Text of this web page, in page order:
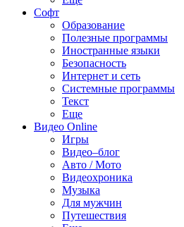
Софт
Образование
Полезные программы
Иностранные языки
Безопасность
Интернет и сеть
Системные программы
Текст
Еще
Видео Online
Игры
Видео–блог
Авто / Мото
Видеохроника
Музыка
Для мужчин
Путешествия